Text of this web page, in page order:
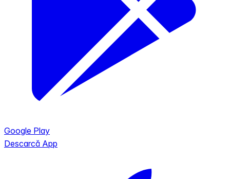
Google Play
Descarcă App